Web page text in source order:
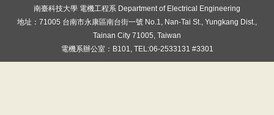
南臺科技大學 電機工程系 Department of Electrical Engineering
地址：71005 台南市永康區南台街一號 No.1, Nan-Tai St., Yungkang Dist.,
Tainan City 71005, Taiwan
電機系辦公室：B101, TEL:06-2533131 #3301